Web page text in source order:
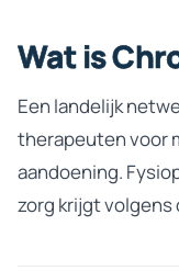
Wat is
Een landelijk
therapeuten voor
aandoening.
zorg krijgt